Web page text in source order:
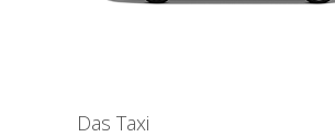
Das Taxi